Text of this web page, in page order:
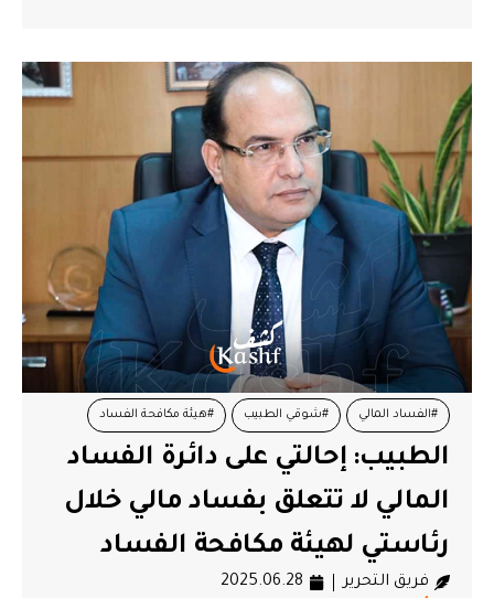
#الفساد المالي #شوقي الطبيب #هيئة مكافحة الفساد
الطبيب: إحالتي على دائرة الفساد
المالي لا تتعلق بفساد مالي خلال
رئاستي لهيئة مكافحة الفساد
فريق التحرير 2025.06.28